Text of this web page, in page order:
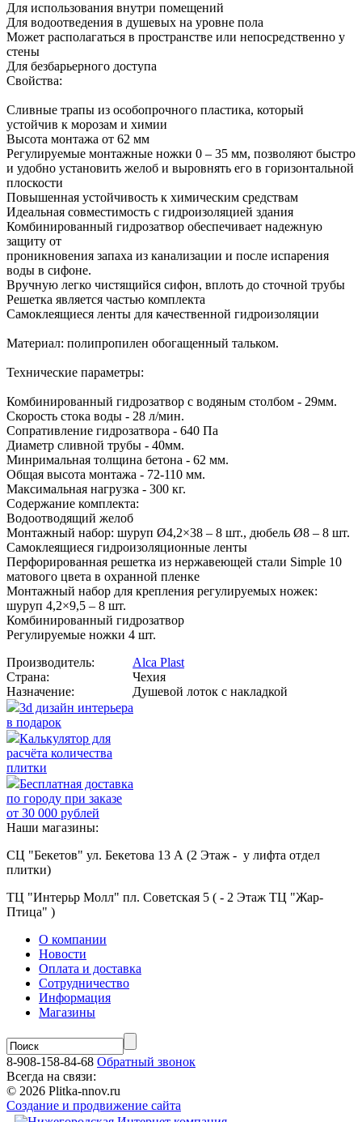
Для использования внутри помещений
Для водоотведения в душевых на уровне пола
Может располагаться в пространстве или непосредственно у
стены
Для безбарьерного доступа
Свойства:
Сливные трапы из особопрочного пластика, который
устойчив к морозам и химии
Высота монтажа от 62 мм
Регулируемые монтажные ножки 0 – 35 мм, позволяют быстро
и удобно установить желоб и выровнять его в горизонтальной
плоскости
Повышенная устойчивость к химическим средствам
Идеальная совместимость с гидроизоляцией здания
Комбинированный гидрозатвор обеспечивает надежную
защиту от
проникновения запаха из канализации и после испарения
воды в сифоне.
Вручную легко чистящийся сифон, вплоть до сточной трубы
Решетка является частью комплекта
Самоклеящиеся ленты для качественной гидроизоляции
Материал: полипропилен обогащенный тальком.
Технические параметры:
Комбинированный гидрозатвор с водяным столбом - 29мм.
Скорость стока воды - 28 л/мин.
Сопративление гидрозатвора - 640 Па
Диаметр сливной трубы - 40мм.
Минримальная толщина бетона - 62 мм.
Общая высота монтажа - 72-110 мм.
Максимальная нагрузка - 300 кг.
Содержание комплекта:
Водоотводящий желоб
Монтажный набор: шуруп Ø4,2×38 – 8 шт., дюбель Ø8 – 8 шт.
Самоклеящиеся гидроизоляционные ленты
Перфорированная решетка из нержавеющей стали Simple 10
матового цвета в охранной пленке
Монтажный набор для крепления регулируемых ножек:
шуруп 4,2×9,5 – 8 шт.
Комбинированный гидрозатвор
Регулируемые ножки 4 шт.
Производитель:
Alca Plast
Страна:
Чехия
Назначение:
Душевой лоток с накладкой
3d дизайн интерьера
в подарок
Калькулятор для
расчёта количества
плитки
Бесплатная доставка
по городу при заказе
от 30 000 рублей
Наши магазины:
СЦ "Бекетов" ул. Бекетова 13 А (2 Этаж - у лифта отдел
плитки)
ТЦ "Интерьр Молл" пл. Советская 5 ( - 2 Этаж ТЦ "Жар-
Птица" )
О компании
Новости
Оплата и доставка
Сотрудничество
Информация
Магазины
8-908-158-84-68 Обратный звонок
Всегда на связи:
© 2026 Plitka-nnov.ru
Создание и продвижение сайта